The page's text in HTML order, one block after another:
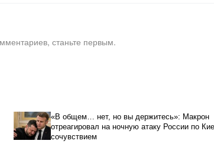
станьте первым.
«В общем… нет, но вы держитесь»: Макрон
отреагировал на ночную атаку России по
сочувствием